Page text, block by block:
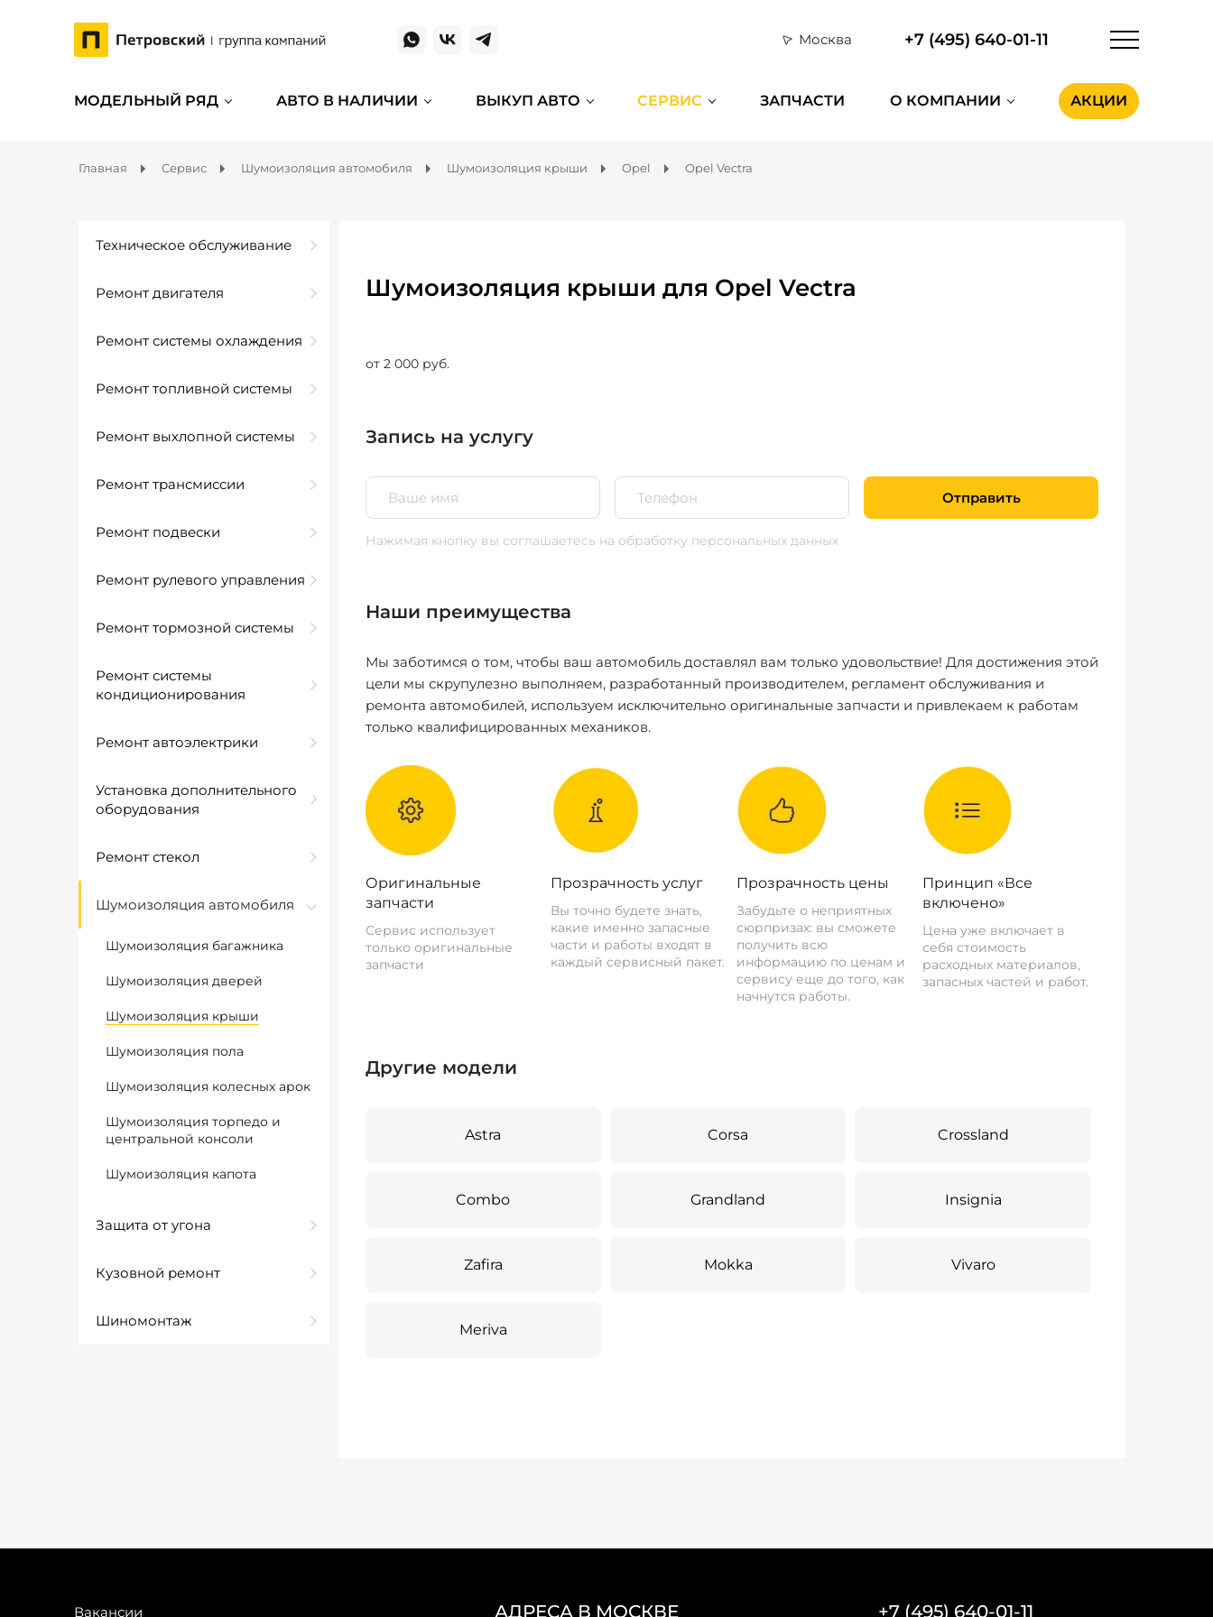
Москва +7 (495) 640-01-11
МОДЕЛЬНЫЙ РЯД АВТО В НАЛИЧИИ ВЫКУП АВТО СЕРВИС ЗАПЧАСТИ О КОМПАНИИ АКЦИИ
Главная Сервис Шумоизоляция автомобиля Шумоизоляция крыши Opel Opel Vectra
Техническое обслуживание
Ремонт двигателя
Ремонт системы охлаждения
Ремонт топливной системы
Ремонт выхлопной системы
Ремонт трансмиссии
Ремонт подвески
Ремонт рулевого управления
Ремонт тормозной системы
Ремонт системы
кондиционирования
Ремонт автоэлектрики
Установка дополнительного
оборудования
Ремонт стекол
Шумоизоляция автомобиля
Шумоизоляция багажника
Шумоизоляция дверей
Шумоизоляция крыши
Шумоизоляция пола
Шумоизоляция колесных арок
Шумоизоляция торпедо и
центральной консоли
Шумоизоляция капота
Защита от угона
Кузовной ремонт
Шиномонтаж
Шумоизоляция крыши для Opel Vectra
от 2 000 руб.
Запись на услугу
Отправить
Нажимая кнопку вы соглашаетесь на обработку персональных данных
Наши преимущества
Мы заботимся о том, чтобы ваш автомобиль доставлял вам только удовольствие! Для достижения этой
цели мы скрупулезно выполняем, разработанный производителем, регламент обслуживания и
ремонта автомобилей, используем исключительно оригинальные запчасти и привлекаем к работам
только квалифицированных механиков.
Оригинальные
запчасти
Сервис использует
только оригинальные
запчасти
Прозрачность услуг
Вы точно будете знать,
какие именно запасные
части и работы входят в
каждый сервисный пакет.
Прозрачность цены
Забудьте о неприятных
сюрпризах: вы сможете
получить всю
информацию по ценам и
сервису еще до того, как
начнутся работы.
Принцип «Все
включено»
Цена уже включает в
себя стоимость
расходных материалов,
запасных частей и работ.
Другие модели
Astra Corsa Crossland
Combo Grandland Insignia
Zafira Mokka Vivaro
Meriva
Вакансии АДРЕСА В МОСКВЕ +7 (495) 640-01-11